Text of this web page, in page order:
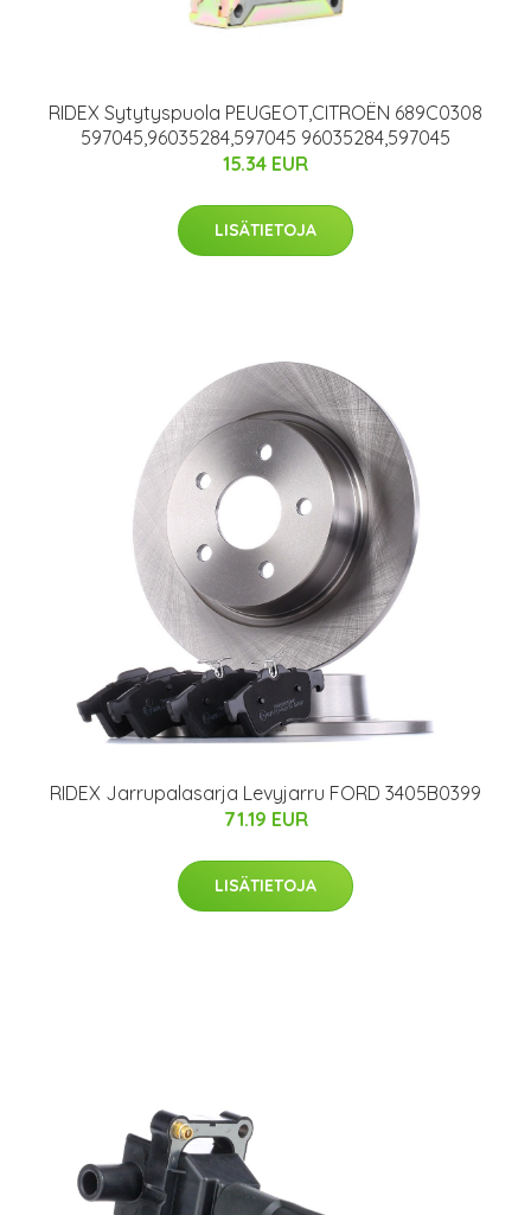
RIDEX Sytytyspuola PEUGEOT,CITROËN 689C0308
597045,96035284,597045 96035284,597045
15.34 EUR
LISÄTIETOJA
RIDEX Jarrupalasarja Levyjarru FORD 3405B0399
71.19 EUR
LISÄTIETOJA